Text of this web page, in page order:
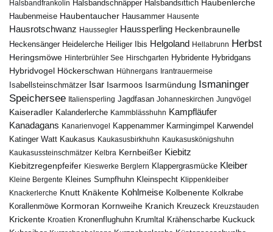
Halsbandfrankolin Halsbandschnäpper Halsbandsittich Haubenlerche
Haubenmeise Haubentaucher Hausammer Hausente
Hausrotschwanz Haussegler Haussperling Heckenbraunelle
Heckensänger Heidelerche Heiliger Ibis Helgoland Hellabrunn Herbst
Heringsmöwe Hinterbrühler See Hirschgarten Hybridente Hybridgans
Hybridvogel Höckerschwan Hühnergans Irantrauermeise
Isabellsteinschmätzer Isar Isarmoos Isarmündung Ismaninger
Speichersee Italiensperling Jagdfasan Johanneskirchen Jungvögel
Kaiseradler Kalanderlerche Kammblässhuhn Kampfläufer
Kanadagans Kanarienvogel Kappenammer Karmingimpel Karwendel
Katinger Watt Kaukasus Kaukasusbirkhuhn Kaukasuskönigshuhn
Kaukasussteinschmätzer Kelbra Kernbeißer Kiebitz
Kiebitzregenpfeifer Kieswerke Berglern Klappergrasmücke Kleiber
Kleine Bergente Kleines Sumpfhuhn Kleinspecht Klippenkleiber
Knackerlerche Knutt Knäkente Kohlmeise Kolbenente Kolkrabe
Korallenmöwe Kormoran Kornweihe Kranich Kreuzeck Kreuzstauden
Krickente Kroatien Kronenflughuhn Krumltal Krähenscharbe Kuckuck